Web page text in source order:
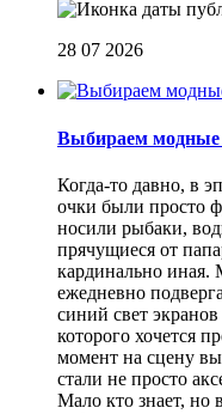
28 07 2026
Выбираем модные
Когда-то давно, в
очки были просто
носили рыбаки,
прячущиеся от
кардинально иная.
ежедневно
синий свет
которого хочется
момент на сцену
стали не просто
Мало кто знает, но